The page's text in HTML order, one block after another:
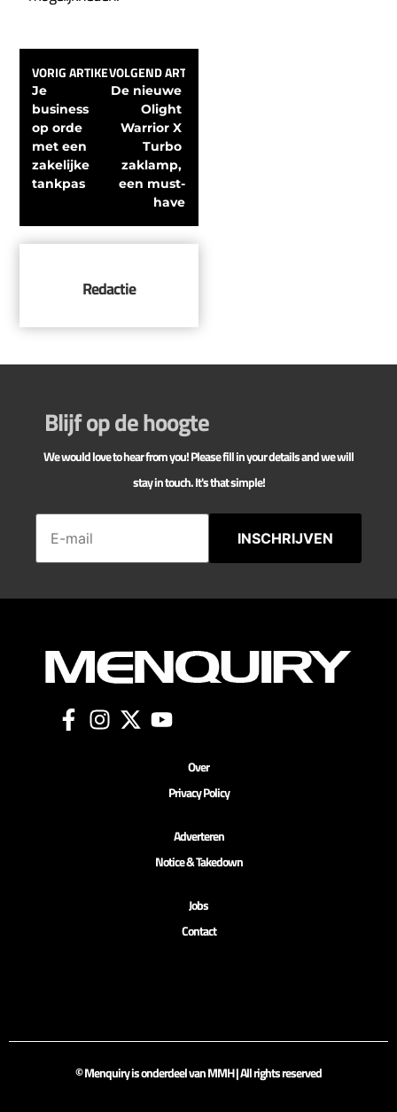
VORIG ARTIKEL
Je
business
op orde
met een
zakelijke
tankpas
VOLGEND ARTIKEL
De nieuwe
Olight
Warrior X
Turbo
zaklamp,
een must-
have
Redactie
Blijf op de hoogte
We would love to hear from you! Please fill in your details and we will
stay in touch. It's that simple!
INSCHRIJVEN
Over
Privacy Policy
Adverteren
Notice & Takedown
Jobs
Contact
© Menquiry is onderdeel van MMH | All rights reserved